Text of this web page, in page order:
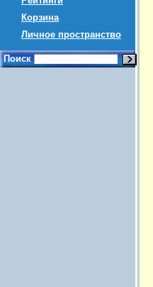
Корзина
Личное пространство
Поиск